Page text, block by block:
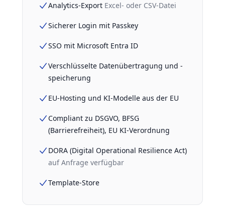
Analytics-Export Excel- oder CSV-Datei
Sicherer Login mit Passkey
SSO mit Microsoft Entra ID
Verschlüsselte Datenübertragung und -
speicherung
EU-Hosting und KI-Modelle aus der EU
Compliant zu DSGVO, BFSG
(Barrierefreiheit), EU KI-Verordnung
DORA (Digital Operational Resilience Act)
auf Anfrage verfügbar
Template-Store